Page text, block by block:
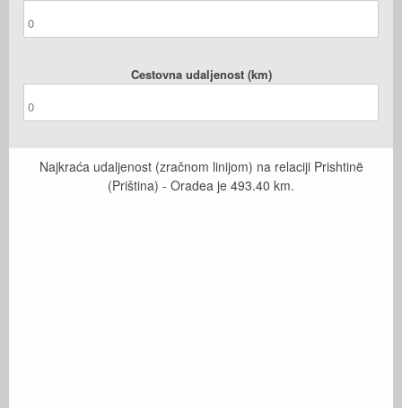
Cestovna udaljenost (km)
Najkraća udaljenost (zračnom linijom) na relaciji Prishtinë
(Priština) - Oradea je 493.40 km.